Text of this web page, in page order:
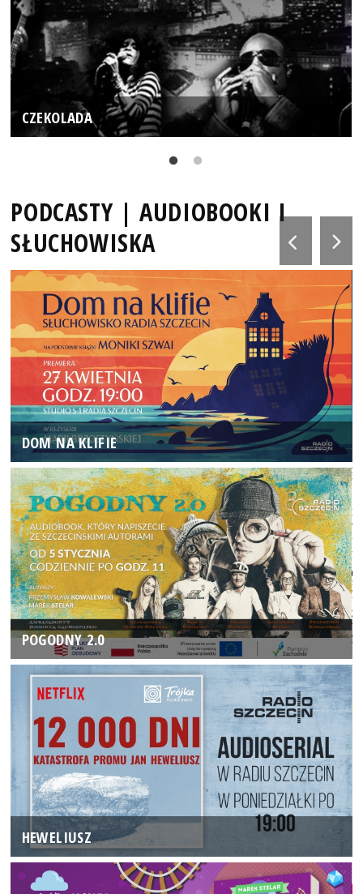
CZEKOLADA
PODCASTY | AUDIOBOOKI I
SŁUCHOWISKA
DOM NA KLIFIE
POGODNY 2.0
HEWELIUSZ